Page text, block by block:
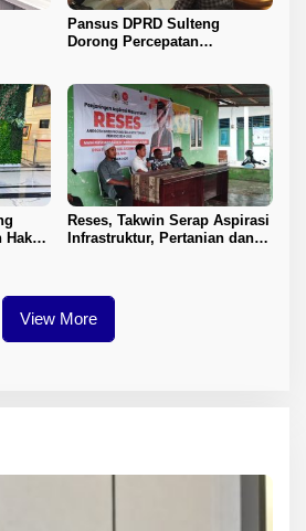
Pansus DPRD Sulteng
Dorong Percepatan
Hak
Reses, Takwin Serap Aspirasi
Infrastruktur, Pertanian dan
View More